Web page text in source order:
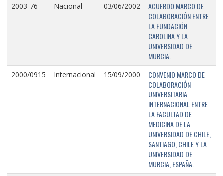
2003-76 Nacional 03/06/2002
ACUERDO MARCO DE
COLABORACIÓN ENTRE
LA FUNDACIÓN
CAROLINA Y LA
UNIVERSIDAD DE
MURCIA.
2000/0915 Internacional 15/09/2000
CONVENIO MARCO DE
COLABORACIÓN
UNIVERSITARIA
INTERNACIONAL ENTRE
LA FACULTAD DE
MEDICINA DE LA
UNIVERSIDAD DE CHILE,
SANTIAGO, CHILE Y LA
UNIVERSIDAD DE
MURCIA, ESPAÑA.